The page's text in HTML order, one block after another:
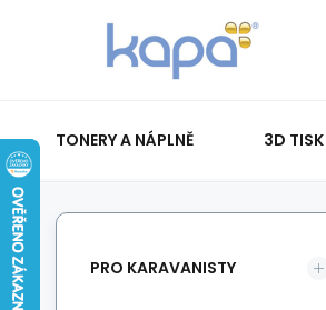
TONERY A NÁPLNĚ 3D TISK
PAPÍR-ETIKETY-BLOKY-OBÁLKY
PRO KARAVANISTY